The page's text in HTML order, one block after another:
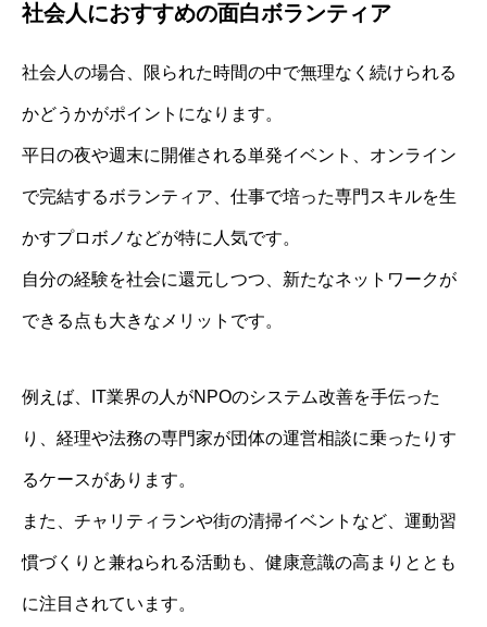
社会人におすすめの面白ボランティア
社会人の場合、限られた時間の中で無理なく続けられる
かどうかがポイントになります。
平日の夜や週末に開催される単発イベント、オンライン
で完結するボランティア、仕事で培った専門スキルを生
かすプロボノなどが特に人気です。
自分の経験を社会に還元しつつ、新たなネットワークが
できる点も大きなメリットです。
例えば、IT業界の人がNPOのシステム改善を手伝った
り、経理や法務の専門家が団体の運営相談に乗ったりす
るケースがあります。
また、チャリティランや街の清掃イベントなど、運動習
慣づくりと兼ねられる活動も、健康意識の高まりととも
に注目されています。